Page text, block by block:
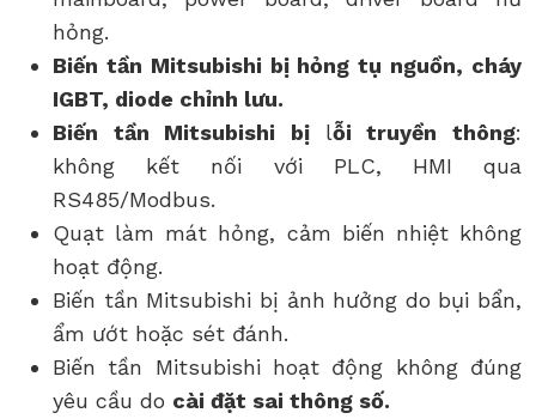
hỏng.
Biến tần Mitsubishi bị hỏng tụ nguồn, cháy
IGBT, diode chỉnh lưu.
Biến tần Mitsubishi bị lỗi truyền thông:
không kết nối với PLC, HMI qua
RS485/Modbus.
Quạt làm mát hỏng, cảm biến nhiệt không
hoạt động.
Biến tần Mitsubishi bị ảnh hưởng do bụi bẩn,
ẩm ướt hoặc sét đánh.
Biến tần Mitsubishi hoạt động không đúng
yêu cầu do cài đặt sai thông số.